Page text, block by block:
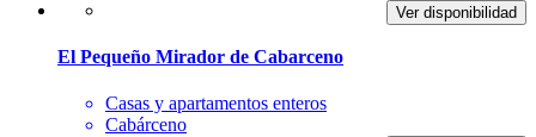
Ver disponibilidad
El Pequeño Mirador de Cabarceno
Casas y apartamentos enteros
Cabárceno